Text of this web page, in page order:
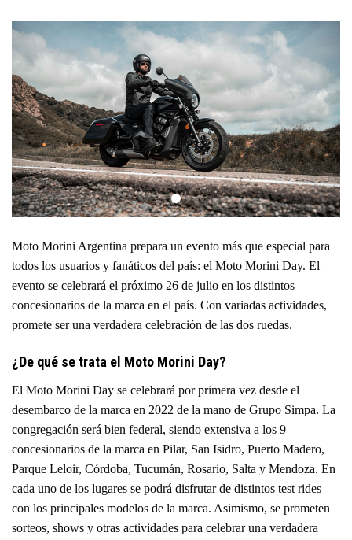
Moto Morini Argentina prepara un evento más que especial para
todos los usuarios y fanáticos del país: el Moto Morini Day. El
evento se celebrará el próximo 26 de julio en los distintos
concesionarios de la marca en el país. Con variadas actividades,
promete ser una verdadera celebración de las dos ruedas.
¿De qué se trata el Moto Morini Day?
El Moto Morini Day se celebrará por primera vez desde el
desembarco de la marca en 2022 de la mano de Grupo Simpa. La
congregación será bien federal, siendo extensiva a los 9
concesionarios de la marca en Pilar, San Isidro, Puerto Madero,
Parque Leloir, Córdoba, Tucumán, Rosario, Salta y Mendoza. En
cada uno de los lugares se podrá disfrutar de distintos test rides
con los principales modelos de la marca. Asimismo, se prometen
sorteos, shows y otras actividades para celebrar una verdadera